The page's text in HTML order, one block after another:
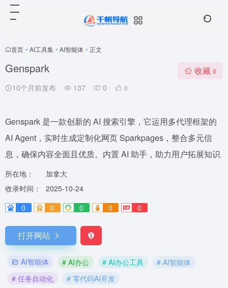
首页 • AI工具集 • AI智能体 • 正文
Genspark
10个月前发布 137 0 0
收藏 0
Genspark 是一款创新的 AI 搜索引擎，它运用多代理框架的
AI Agent，实时生成定制化网页 Sparkpages，整合多元信
息，确保内容全面且优质。内置 AI 助手，助力用户拓展知识
所在地：
加拿大
收录时间：
2025-10-24
0
0 0 0 0
打开网站
AI智能体 # AI办公 # AI办公工具
# AI智能体
# 任务自动化
# 零代码AI开发